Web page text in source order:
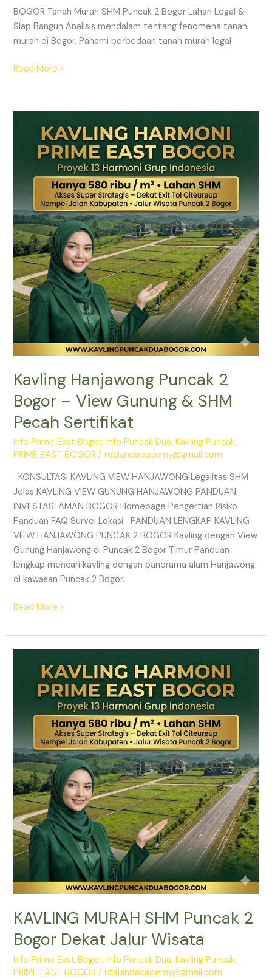
BOGOR Tanah Murah SHM Puncak 2 Bogor Lahan Legal &
Siap Bangun Analisis mendalam tentang fenomena tanah
murah di Bogor. Pahami perbedaan tanah murah legal
Read More »
Kavling Hanjawong Puncak 2
Bogor – View Gunung & SHM
Pecah Sertifikat
Info Prime East Bogor,Info Puncak Dua,Kavling Puncak,
PRIME EAST BOGOR /rdalandacademy@gmail.com
KONSULTASI KAVLING VIEW HANJAWONG Legalitas SHM
Jelas KAVLING VIEW GUNUNG HANJAWONG PANDUAN
INVESTASI AMAN BOGOR Homepage Pengertian Risiko
Panduan FAQ Survei Lokasi PANDUAN LENGKAP KAVLING
VIEW HANJAWONG PUNCAK 2 BOGOR Kavling dengan View
Gunung Hanjawong di Puncak 2 Bogor Timur Panduan
lengkap mencari kavling dengan panorama alam Hanjawong
di kawasan Puncak 2 Bogor.
Hanjawong
Puncak
Bogor
Gunung
&
SHM
Pecah
Sertifikat
Read More »
KAVLING MURAH SHM Puncak 2
Bogor Dekat Jalur Wisata
Info Prime East Bogor,Info Puncak Dua,Kavling Puncak,
PRIME EAST BOGOR /rdalandacademy@gmail.com
Puncak
Jalur
Wisata